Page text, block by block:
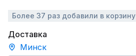
Более 37 раз добавили в корзину
Доставка
Минск